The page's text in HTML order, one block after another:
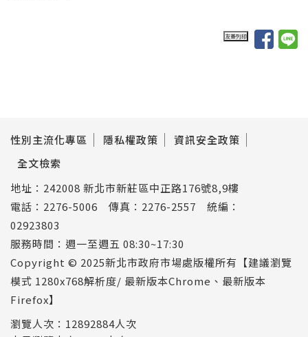
性別主流化專區 隱私權政策
資訊安全政策
全文檢索
地址：242008 新北市新莊區中正路176號8,9樓
電話：2276-5006 傳真：2276-2557 統編：
02923803
服務時間：週一至週五 08:30~17:30
Copyright © 2025新北市政府市場處版權所有【建議瀏覽
模式 1280x768解析度/ 最新版本Chrome、最新版本
Firefox】
瀏覽人次：12892884人次